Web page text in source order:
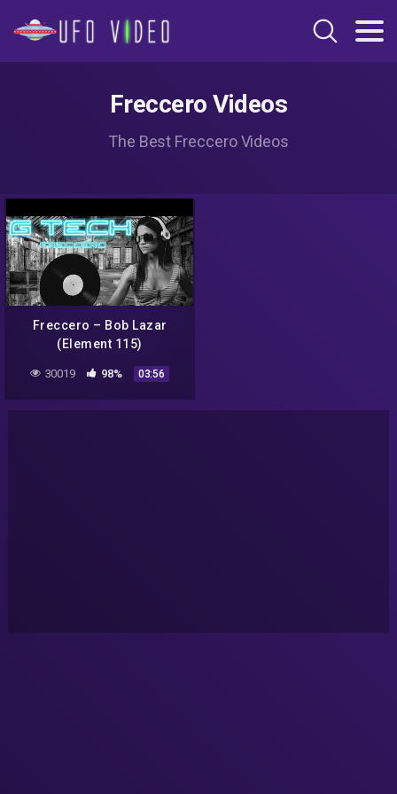
Freccero Videos
The Best Freccero Videos
Freccero – Bob Lazar
(Element 115)
30019 98% 03:56